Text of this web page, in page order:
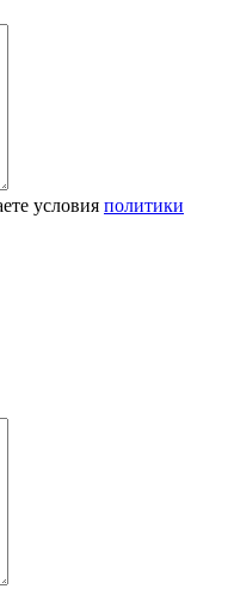
условия политики